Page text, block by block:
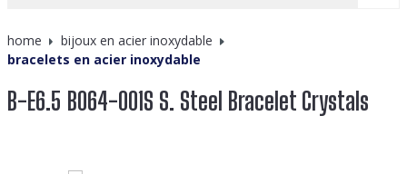
home
bijoux en acier inoxydable
bracelets en acier inoxydable
B-E6.5 B064-001S S. Steel Bracelet Crystals